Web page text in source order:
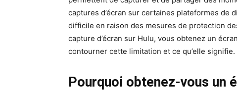
captures d’écran sur certaines plateformes de
difficile en raison des mesures de protection
capture d’écran sur Hulu, vous obtenez un
contourner cette limitation et ce qu’elle signifie.
Pourquoi obtenez-vous un